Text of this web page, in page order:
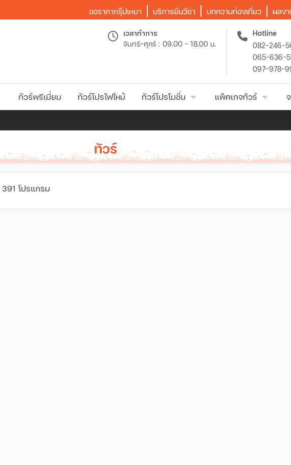
ขอราคากรุ๊ปเหมา บริการยื่นวีซ่า บทความท่องเที่ยว ผลง
เวลาทำการ
จันทร์-ศุกร์ : 09.00 - 18.00 น.
Hotline
082-246-
065-636-
097-978-
ทัวร์พรีเมี่ยม ทัวร์โปรไฟไหม้ ทัวร์โปรโมชั่น แพ็คเกจทัวร์
ทัวร์
391 โปรแกรม